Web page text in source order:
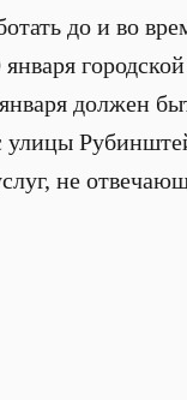
до и во
должен
улицы
не